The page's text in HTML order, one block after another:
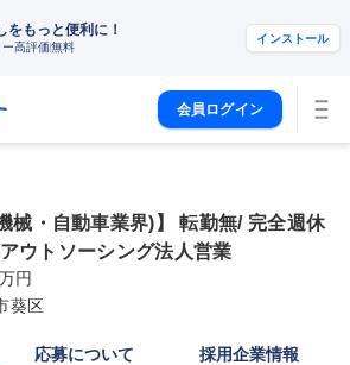
をもっと便利に！
ー高評価無料
インストール
会員ログイン
械・自動車業界)】 転勤無/ 完全週休
ウトソーシング法人営業
円
葵区
応募について 採用企業情報